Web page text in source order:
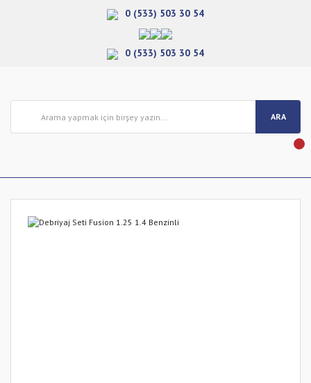
0 (533) 503 30 54
0 (533) 503 30 54
ARA